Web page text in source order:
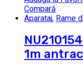
Compară
Aparataj, Rame
1m